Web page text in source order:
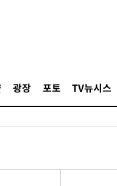
광장 포토 TV뉴시스